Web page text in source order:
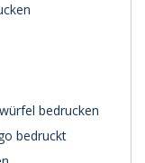
bedrucken
bedruckt